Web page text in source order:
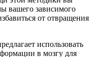
вашего зависимого
от отвращения
использовать
в мозгу для